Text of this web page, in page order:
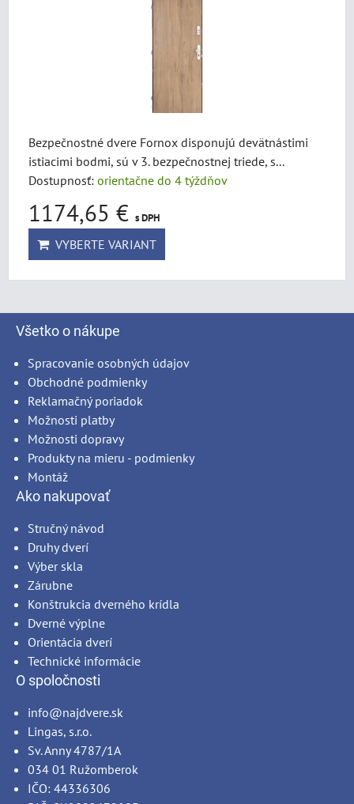
Bezpečnostné dvere Fornox disponujú devätnástimi
istiacimi bodmi, sú v 3. bezpečnostnej triede, s...
Dostupnosť: orientačne do 4 týždňov
1174,65 € s DPH
VYBERTE VARIANT
Všetko o nákupe
Spracovanie osobných údajov
Obchodné podmienky
Reklamačný poriadok
Možnosti platby
Možnosti dopravy
Produkty na mieru - podmienky
Montáž
Ako nakupovať
Stručný návod
Druhy dverí
Výber skla
Zárubne
Konštrukcia dverného krídla
Dverné výplne
Orientácia dverí
Technické informácie
O spoločnosti
info@najdvere.sk
Lingas, s.r.o.
Sv. Anny 4787/1A
034 01 Ružomberok
IČO: 44336306